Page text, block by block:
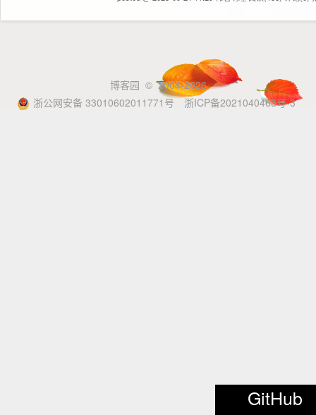
GitHub
博客园 © 2004-2026
浙公网安备 33010602011771号
浙ICP备2021040463号-3